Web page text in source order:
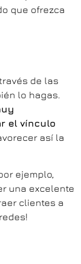
que ofrezca
de las
lo hagas.
el vínculo
así la
ejemplo,
una excelente
clientes a